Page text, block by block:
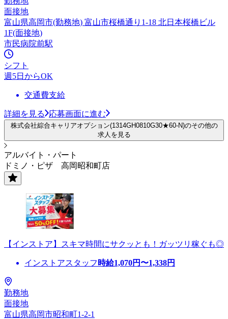
面接地
富山県高岡市(勤務地) 富山市桜橋通り1-18 北日本桜橋ビル
1F(面接地)
市民病院前駅
シフト
週5日からOK
交通費支給
詳細を見る 応募画面に進む
株式会社綜合キャリアオプション(1314GH0810G30★60-N)のその他の
求人を見る
アルバイト・パート
ドミノ・ピザ 高岡昭和町店
【インストア】スキマ時間にサクッとも！ガッツリ稼ぐも◎
インストアスタッフ 時給1,070円〜1,338円
勤務地
面接地
富山県高岡市昭和町1-2-1